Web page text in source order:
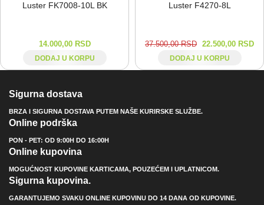
Luster FK7008-⁠10L BK
14.000,00 RSD
DODAJ U KORPU
Luster F4270-⁠8L
37.500,00RSD 22.500,00 RSD
DODAJ U KORPU
Sigurna dostava
BRZA I SIGURNA DOSTAVA PUTEM NAŠE KURIRSKE SLUŽBE.
Online podrška
PON - PET: OD 9:00H DO 16:00H
Online kupovina
MOGUĆNOST KUPOVINE KARTICAMA, POUZEĆEM I UPLATNICOM.
Sigurna kupovina.
GARANTUJEMO SVAKU ONLINE KUPOVINU DO 14 DANA OD KUPOVINE.